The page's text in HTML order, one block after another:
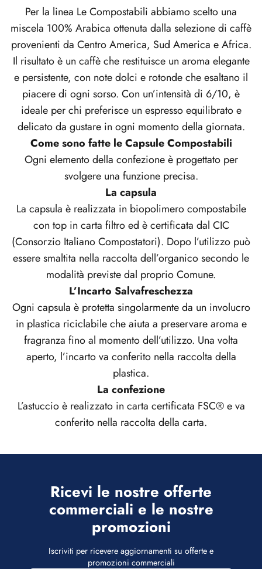
Per la linea Le Compostabili abbiamo scelto una
miscela 100% Arabica ottenuta dalla selezione di caffè
provenienti da Centro America, Sud America e Africa.
Il risultato è un caffè che restituisce un aroma elegante
e persistente, con note dolci e rotonde che esaltano il
piacere di ogni sorso. Con un’intensità di 6/10, è
ideale per chi preferisce un espresso equilibrato e
delicato da gustare in ogni momento della giornata.
Come sono fatte le Capsule Compostabili
Ogni elemento della confezione è progettato per
svolgere una funzione precisa.
La capsula
La capsula è realizzata in biopolimero compostabile
con top in carta filtro ed è certificata dal CIC
(Consorzio Italiano Compostatori). Dopo l’utilizzo può
essere smaltita nella raccolta dell’organico secondo le
modalità previste dal proprio Comune.
L’Incarto Salvafreschezza
Ogni capsula è protetta singolarmente da un involucro
in plastica riciclabile che aiuta a preservare aroma e
fragranza fino al momento dell’utilizzo. Una volta
aperto, l’incarto va conferito nella raccolta della
plastica.
La confezione
L’astuccio è realizzato in carta certificata FSC® e va
conferito nella raccolta della carta.
Ricevi le nostre offerte
commerciali e le nostre
promozioni
Iscriviti per ricevere aggiornamenti su offerte e
promozioni commerciali